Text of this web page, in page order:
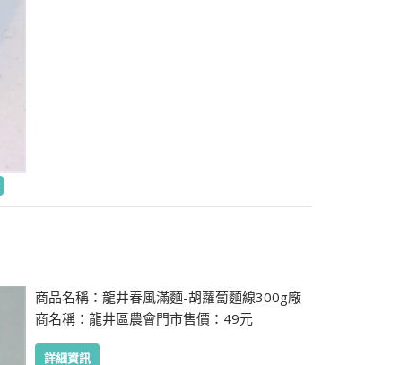
商品名稱：龍井春風滿麵-胡蘿蔔麵線300g廠
商名稱：龍井區農會門市售價：49元
詳細資訊